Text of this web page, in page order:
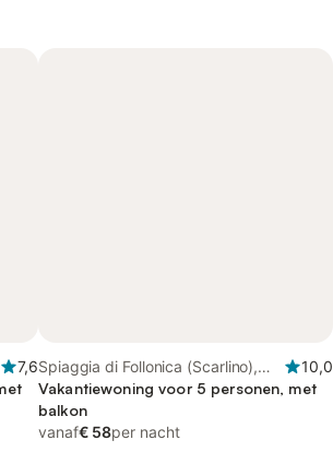
7,6Spiaggia di Follonica (Scarlino),
Follonica
10,0
Vakantiewoning voor 5 personen, met
balkon
vanaf€ 58per nacht